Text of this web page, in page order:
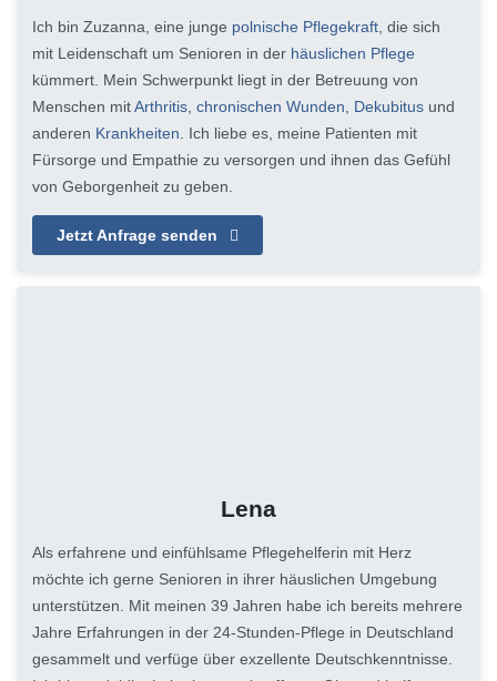
Ich bin Zuzanna, eine junge polnische Pflegekraft , die sich
mit Leidenschaft um Senioren in der häuslichen Pflege
kümmert. Mein Schwerpunkt liegt in der Betreuung von
Menschen mitArthritis chronischen Wunden Dekubitus und
anderen Krankheiten . Ich liebe es, meine Patienten mit
Fürsorge und Empathie zu versorgen und ihnen das Gefühl
von Geborgenheit zu geben.
Jetzt Anfrage senden
Lena
Als erfahrene und einfühlsame Pflegehelferin mit Herz
möchte ich gerne Senioren in ihrer häuslichen Umgebung
unterstützen. Mit meinen 39 Jahren habe ich bereits mehrere
Jahre Erfahrungen in der 24-Stunden-Pflege in Deutschland
gesammelt und verfüge über exzellente Deutschkenntnisse.